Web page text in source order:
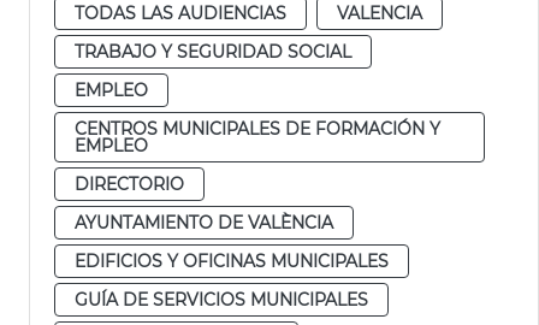
TODAS LAS AUDIENCIAS
VALENCIA
TRABAJO Y SEGURIDAD SOCIAL
EMPLEO
CENTROS MUNICIPALES DE FORMACIÓN Y
EMPLEO
DIRECTORIO
AYUNTAMIENTO DE VALÈNCIA
EDIFICIOS Y OFICINAS MUNICIPALES
GUÍA DE SERVICIOS MUNICIPALES